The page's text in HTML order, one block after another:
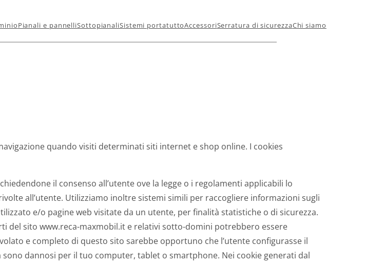
Pianali e pannelliSottopianaliSistemi portatuttoAccessoriSerratura di sicurezzaChi siamo
quando visiti determinati siti internet e shop online. I cookies
il consenso all’utente ove la legge o i regolamenti applicabili lo
all’utente. Utilizziamo inoltre sistemi simili per raccogliere informazioni sugli
e/o pagine web visitate da un utente, per finalità statistiche o di sicurezza.
del sito www.reca-maxmobil.it e relativi sotto-domini potrebbero essere
e completo di questo sito sarebbe opportuno che l’utente configurasse il
dannosi per il tuo computer, tablet o smartphone. Nei cookie generati dal